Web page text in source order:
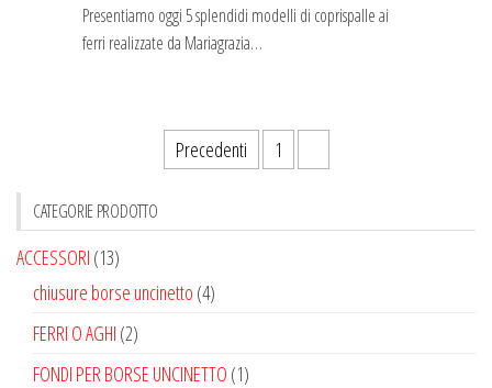
Presentiamo oggi 5 splendidi modelli di coprispalle ai
ferri realizzate da Mariagrazia…
degli
articoli
Precedenti 1
CATEGORIE PRODOTTO
ACCESSORI (13)
chiusure borse uncinetto (4)
FERRI O AGHI (2)
FONDI PER BORSE UNCINETTO (1)